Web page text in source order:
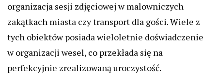
organizacja sesji zdjęciowej w malowniczych
zakątkach miasta czy transport dla gości. Wiele z
tych obiektów posiada wieloletnie doświadczenie
w organizacji wesel, co przekłada się na
perfekcyjnie zrealizowaną uroczystość.